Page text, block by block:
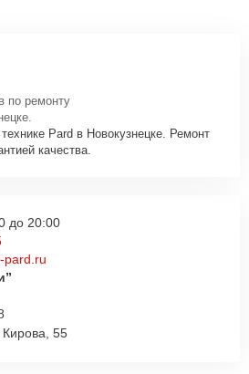
по ремонту
Pard в Новокузнецке. Ремонт
качества.
Кирова, 55
до 20:00
pard.ru